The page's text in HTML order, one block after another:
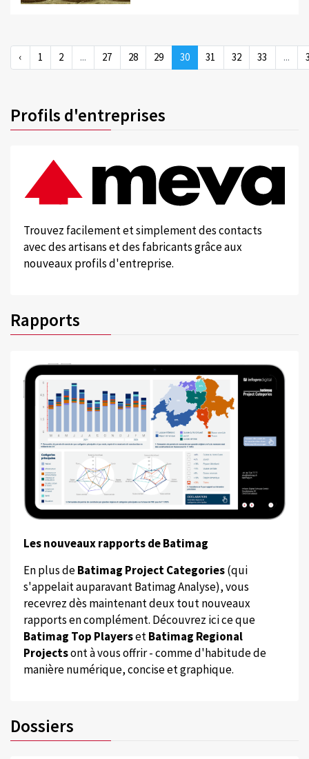
‹ 1 2 ... 27 28 29 30 31 32 33 ...
Profils d'entreprises
Trouvez facilement et simplement des contacts
avec des artisans et des fabricants grâce aux
nouveaux profils d'entreprise.
Rapports
Les nouveaux rapports de Batimag
En plus deBatimag Project Categories(qui
s'appelait auparavant Batimag Analyse), vous
recevrez dès maintenant deux tout nouveaux
rapports en complément. Découvrez ici ce que
Batimag Top PlayersetBatimag Regional
Projectsont à vous offrir - comme d'habitude de
manière numérique, concise et graphique.
Dossiers